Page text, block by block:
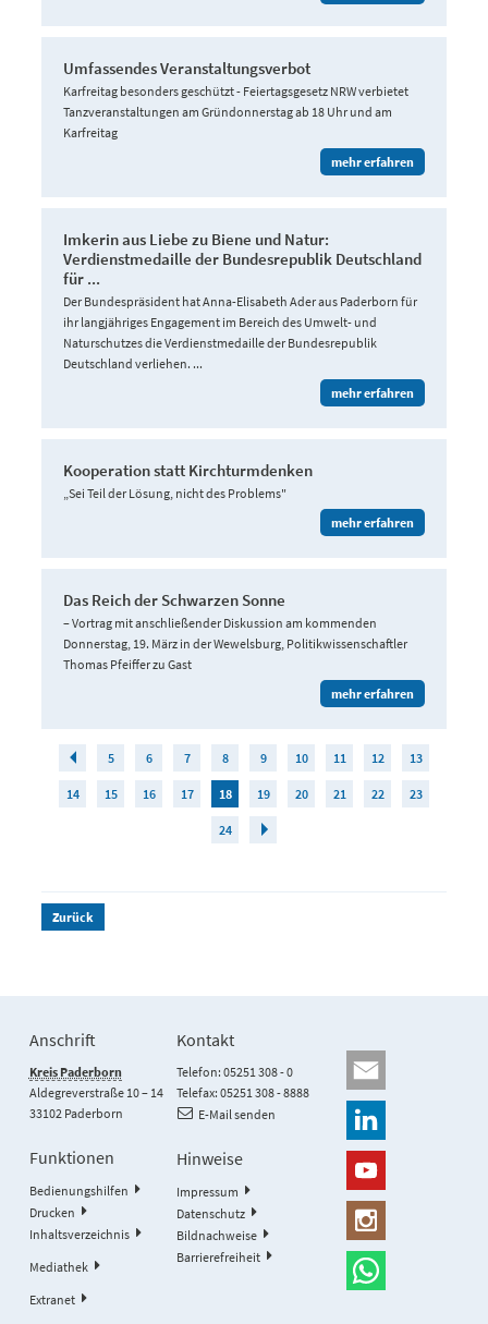
Umfassendes Veranstaltungsverbot
Karfreitag besonders geschützt - Feiertagsgesetz NRW verbietet
Tanzveranstaltungen am Gründonnerstag ab 18 Uhr und am
Karfreitag
mehr erfahren
Imkerin aus Liebe zu Biene und Natur:
Verdienstmedaille der Bundesrepublik Deutschland
für ...
Der Bundespräsident hat Anna-Elisabeth Ader aus Paderborn für
ihr langjähriges Engagement im Bereich des Umwelt- und
Naturschutzes die Verdienstmedaille der Bundesrepublik
Deutschland verliehen. ...
mehr erfahren
Kooperation statt Kirchturmdenken
„Sei Teil der Lösung, nicht des Problems"
mehr erfahren
Das Reich der Schwarzen Sonne
– Vortrag mit anschließender Diskussion am kommenden
Donnerstag, 19. März in der Wewelsburg, Politikwissenschaftler
Thomas Pfeiffer zu Gast
mehr erfahren
5 6 7 8 9 10 11 12 13
14 15 16 17 18 19 20 21 22 23
24
Zurück
Anschrift
Kreis Paderborn
Aldegreverstraße 10 – 14
33102 Paderborn
Kontakt
Telefon: 05251 308 - 0
Telefax: 05251 308 - 8888
E-Mail senden
Funktionen
Bedienungshilfen
Drucken
Inhaltsverzeichnis
Mediathek
Extranet
Hinweise
Impressum
Datenschutz
Bildnachweise
Barrierefreiheit